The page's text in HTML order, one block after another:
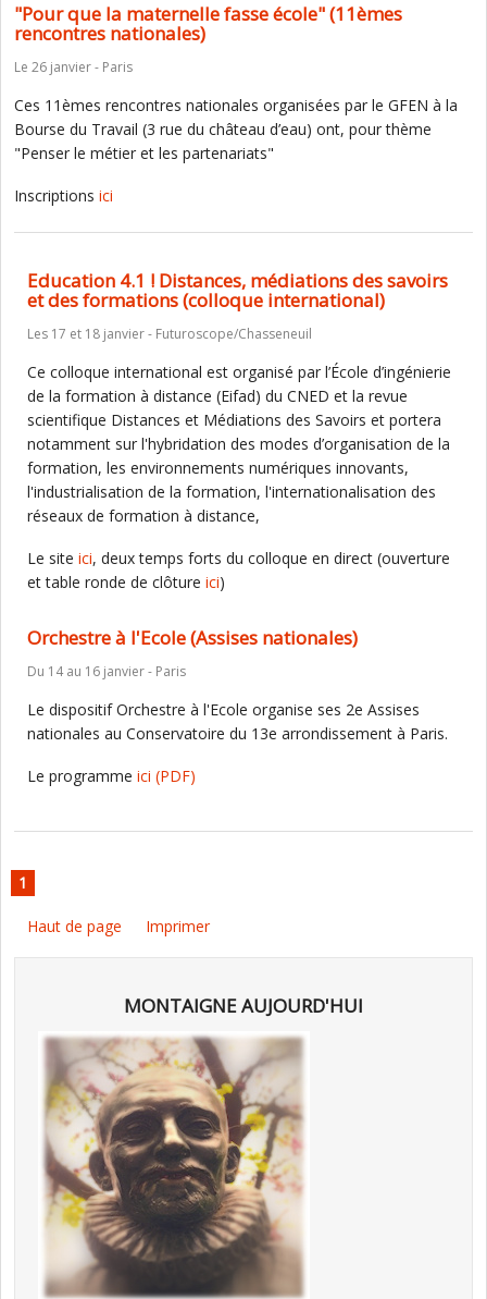
"Pour que la maternelle fasse école" (11èmes
rencontres nationales)
Le 26 janvier - Paris
Ces 11èmes rencontres nationales organisées par le GFEN à la
Bourse du Travail (3 rue du château d’eau) ont, pour thème
"Penser le métier et les partenariats"
Inscriptions ici
Education 4.1 ! Distances, médiations des savoirs
et des formations (colloque international)
Les 17 et 18 janvier - Futuroscope/Chasseneuil
Ce colloque international est organisé par l’École d’ingénierie
de la formation à distance (Eifad) du CNED et la revue
scientifique Distances et Médiations des Savoirs et portera
notamment sur l'hybridation des modes d’organisation de la
formation, les environnements numériques innovants,
l'industrialisation de la formation, l'internationalisation des
réseaux de formation à distance,
Le site ici, deux temps forts du colloque en direct (ouverture
et table ronde de clôture ici)
Orchestre à l'Ecole (Assises nationales)
Du 14 au 16 janvier - Paris
Le dispositif Orchestre à l'Ecole organise ses 2e Assises
nationales au Conservatoire du 13e arrondissement à Paris.
Le programme ici (PDF)
1
Haut de page Imprimer
MONTAIGNE AUJOURD'HUI